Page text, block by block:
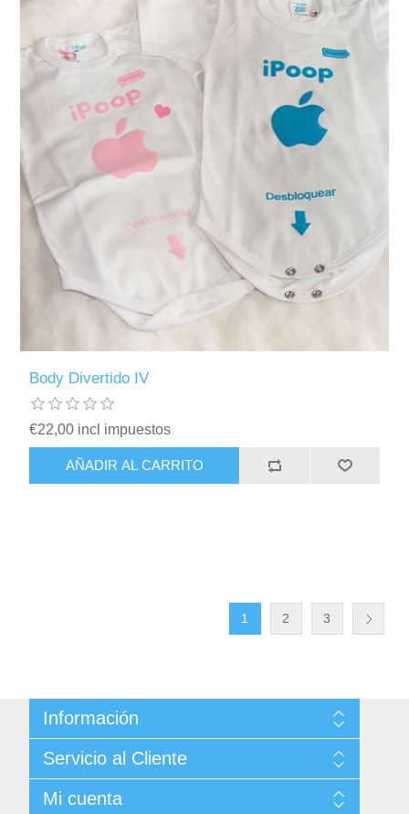
Body Divertido IV
€22,00 incl impuestos
AÑADIR AL CARRITO
1 2 3
Información
Condiciones de Venta
Politica de Privacidad
Términos y Condiciones de Uso
Servicio al Cliente
Noticias
Mi cuenta